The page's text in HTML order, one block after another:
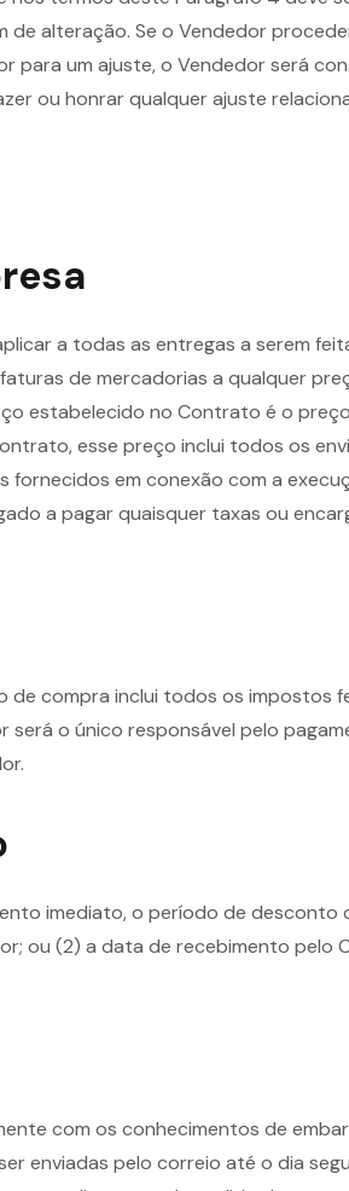
alteração. Se o Vendedor
um ajuste, o Vendedor será
ou honrar qualquer ajuste
a todas as entregas a serem
de mercadorias a qualquer
estabelecido no Contrato é o
esse preço inclui todos os
em conexão com a
a pagar quaisquer taxas ou
compra inclui todos os impostos
será o único responsável pelo
imediato, o período de desconto
ou (2) a data de recebimento pelo
com os conhecimentos de
enviadas pelo correio até o dia